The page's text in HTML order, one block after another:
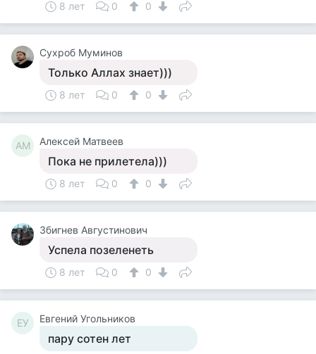
8 лет 0 0
Сухроб Муминов
Только Аллах знает)))
8 лет 0 0
АМ Алексей Матвеев
Пока не прилетела)))
8 лет 0 0
Збигнев Августинович
Успела позеленеть
8 лет 0 0
ЕУ Евгений Угольников
пару сотен лет